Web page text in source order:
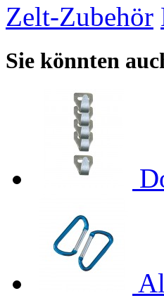
Zelt-Zubehör
Sie könnten